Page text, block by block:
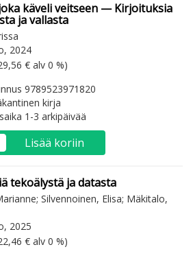
käveli veitseen — Kirjoituksia
ja vallasta
2024
hinta hinta
€ alv 0 %)
9789523971820
kirja
1-3 arkipäivää
Lisää koriin
tekoälystä ja datasta
Silvennoinen, Elisa; Mäkitalo,
2025
hinta hinta
€ alv 0 %)